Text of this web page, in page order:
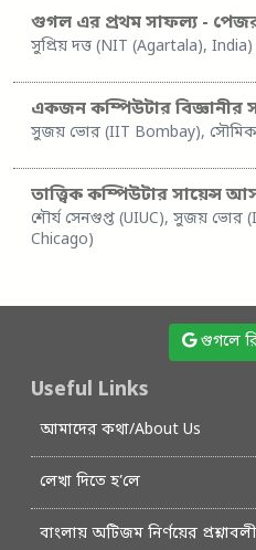
গুগল এর প্রথম সাফল্য -
সুপ্রিয় দত্ত (NIT (Agartala), India)
একজন কম্পিউটার বিজ্ঞানীর
সুজয় ভোর (IIT Bombay), সৌমিক
তাত্ত্বিক কম্পিউটার সায়েন্স
শৌর্য সেনগুপ্ত (UIUC), সুজয় ভোর
Chicago)
গুগলে
Useful Links
আমাদের কথা/About Us
লেখা দিতে হ’লে
বাংলায় অটিজম নির্ণয়ের প্রশ্নাবলী